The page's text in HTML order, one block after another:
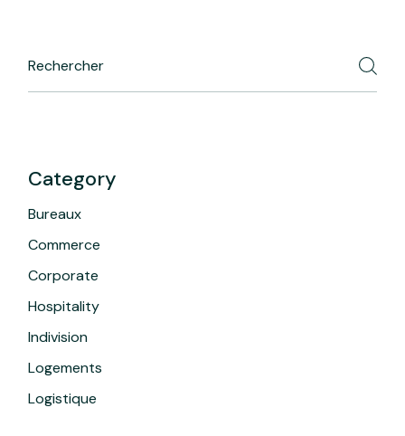
Category
Bureaux
Commerce
Corporate
Hospitality
Indivision
Logements
Logistique